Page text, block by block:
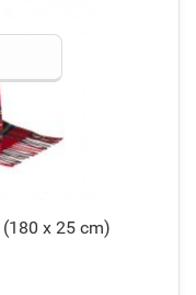
(180 x 25 cm)